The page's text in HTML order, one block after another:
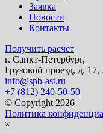
Заявка
Новости
Контакты
Получить расчёт
г. Санкт-Петербург,
Грузовой проезд, д.
info@spb-ast.ru
+7 (812) 240-50-50
© Copyright 2026
Политика
×